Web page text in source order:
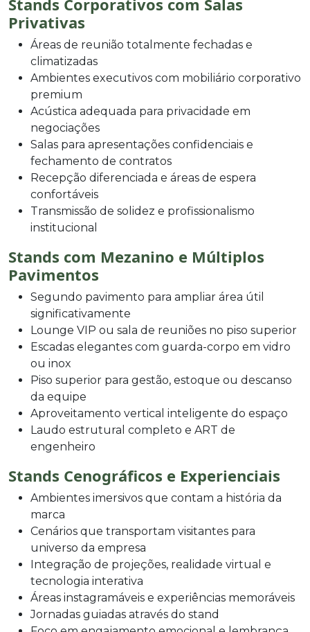
Privativas
Áreas de reunião totalmente fechadas e
climatizadas
Ambientes executivos com mobiliário corporativo
premium
Acústica adequada para privacidade em
negociações
Salas para apresentações confidenciais e
fechamento de contratos
Recepção diferenciada e áreas de espera
confortáveis
Transmissão de solidez e profissionalismo
institucional
Stands com Mezanino e Múltiplos
Pavimentos
Segundo pavimento para ampliar área útil
significativamente
Lounge VIP ou sala de reuniões no piso superior
Escadas elegantes com guarda-corpo em vidro
ou inox
Piso superior para gestão, estoque ou descanso
da equipe
Aproveitamento vertical inteligente do espaço
Laudo estrutural completo e ART de
engenheiro
Stands Cenográficos e Experienciais
Ambientes imersivos que contam a história da
marca
Cenários que transportam visitantes para
universo da empresa
Integração de projeções, realidade virtual e
tecnologia interativa
Áreas instagramáveis e experiências memoráveis
Jornadas guiadas através do stand